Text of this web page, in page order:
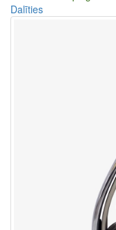
Dalīties